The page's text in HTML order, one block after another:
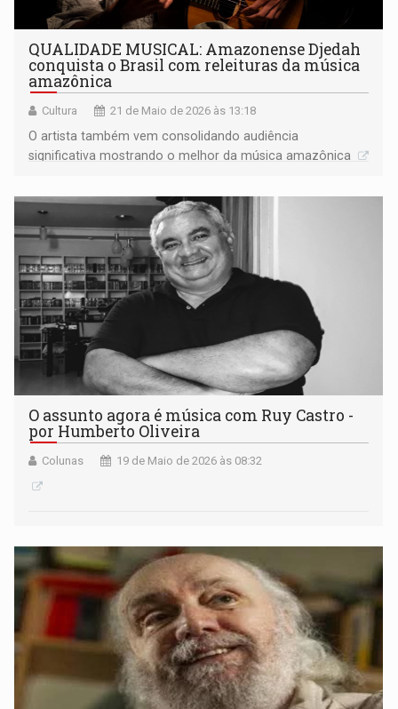
QUALIDADE MUSICAL: Amazonense Djedah
conquista o Brasil com releituras da música
amazônica
Cultura 21 de Maio de 2026 às 13:18
O artista também vem consolidando audiência
significativa mostrando o melhor da música amazônica
O assunto agora é música com Ruy Castro -
por Humberto Oliveira
Colunas 19 de Maio de 2026 às 08:32